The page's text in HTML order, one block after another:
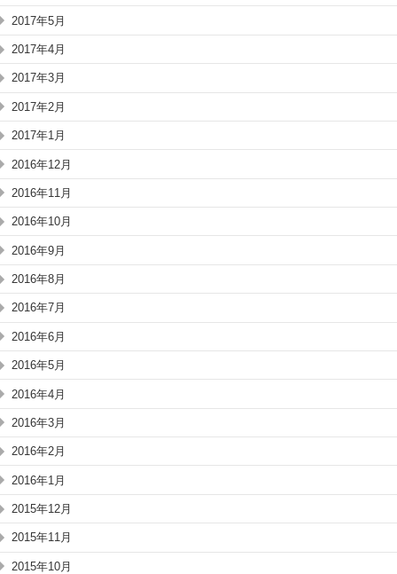
2017年5月
2017年4月
2017年3月
2017年2月
2017年1月
2016年12月
2016年11月
2016年10月
2016年9月
2016年8月
2016年7月
2016年6月
2016年5月
2016年4月
2016年3月
2016年2月
2016年1月
2015年12月
2015年11月
2015年10月